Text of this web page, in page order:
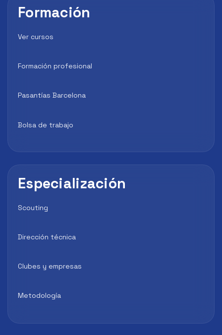
Formación
Ver cursos
Formación profesional
Pasantías Barcelona
Bolsa de trabajo
Especialización
Scouting
Dirección técnica
Clubes y empresas
Metodología